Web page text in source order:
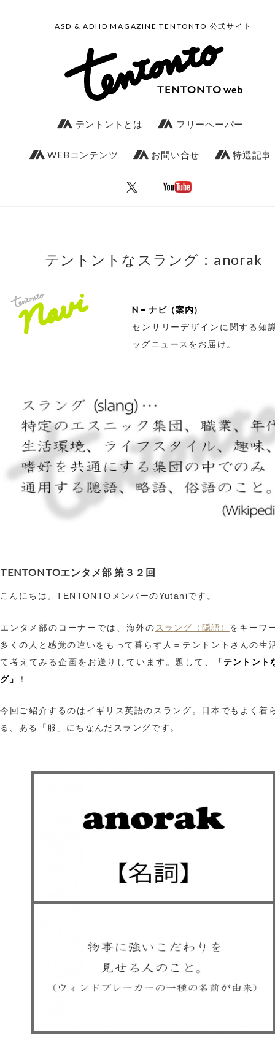
ASD & ADHD MAGAZINE TENTONTO 公式サイト
テントントとは フリーペーパー
WEBコンテンツ お問い合せ 特選記事
テントントなスラング：anorak
N = ナビ（案内）
センサリーデザインに関する知
ッグニュースをお届け。
TENTONTOエンタメ部 第３２回
こんにちは。TENTONTOメンバーのYutaniです。
エンタメ部のコーナーでは、海外の スラング（隠語） をキーワ
多くの人と感覚の違いをもって暮らす人＝テントントさんの生
て考えてみる企画をお送りしています。題して、
「テントント
グ」
！
今回ご紹介するのはイギリス英語のスラング。日本でもよく着
る、ある「服」にちなんだスラングです。